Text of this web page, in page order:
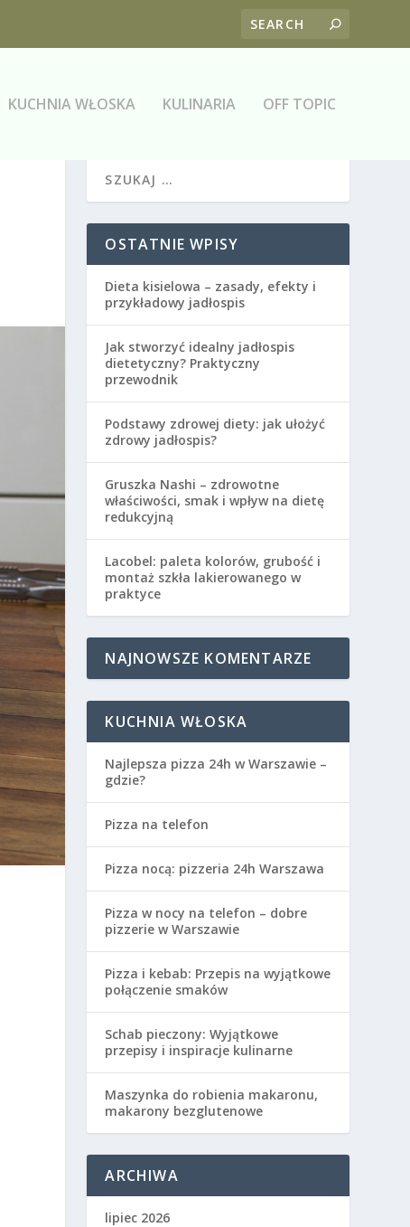
KUCHNIA WŁOSKA KULINARIA OFF TOPIC
OSTATNIE WPISY
Dieta kisielowa – zasady, efekty i
przykładowy jadłospis
Jak stworzyć idealny jadłospis
dietetyczny? Praktyczny
przewodnik
Podstawy zdrowej diety: jak ułożyć
zdrowy jadłospis?
Gruszka Nashi – zdrowotne
właściwości, smak i wpływ na dietę
redukcyjną
Lacobel: paleta kolorów, grubość i
montaż szkła lakierowanego w
praktyce
NAJNOWSZE KOMENTARZE
KUCHNIA WŁOSKA
Najlepsza pizza 24h w Warszawie –
gdzie?
Pizza na telefon
Pizza nocą: pizzeria 24h Warszawa
Pizza w nocy na telefon – dobre
pizzerie w Warszawie
Pizza i kebab: Przepis na wyjątkowe
połączenie smaków
Schab pieczony: Wyjątkowe
przepisy i inspiracje kulinarne
Maszynka do robienia makaronu,
makarony bezglutenowe
ARCHIWA
lipiec 2026